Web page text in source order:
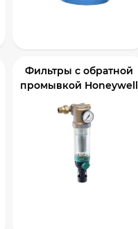
Фильтры с обратной
промывкой Honeywell